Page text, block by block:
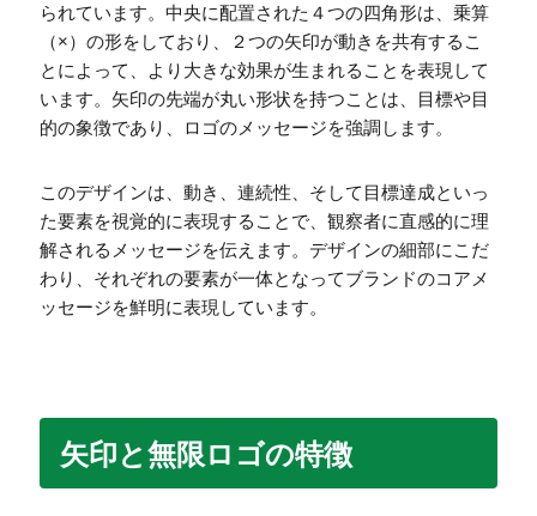
られています。中央に配置された４つの四角形は、乗算
（×）の形をしており、２つの矢印が動きを共有するこ
とによって、より大きな効果が生まれることを表現して
います。矢印の先端が丸い形状を持つことは、目標や目
的の象徴であり、ロゴのメッセージを強調します。
このデザインは、動き、連続性、そして目標達成といっ
た要素を視覚的に表現することで、観察者に直感的に理
解されるメッセージを伝えます。デザインの細部にこだ
わり、それぞれの要素が一体となってブランドのコアメ
ッセージを鮮明に表現しています。
矢印と無限ロゴの特徴